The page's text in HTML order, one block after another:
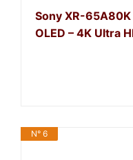
Sony XR-65A80K
OLED – 4K Ultra
N° 6